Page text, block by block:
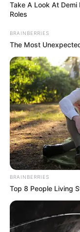
Take A Look At
Roles
BRAINBERRIES
The Most
BRAINBERRIES
Top 8 People Living